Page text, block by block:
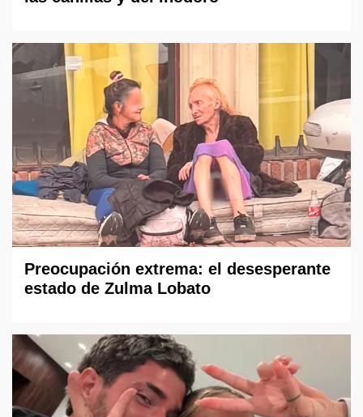
Preocupación extrema: el desesperante
estado de Zulma Lobato